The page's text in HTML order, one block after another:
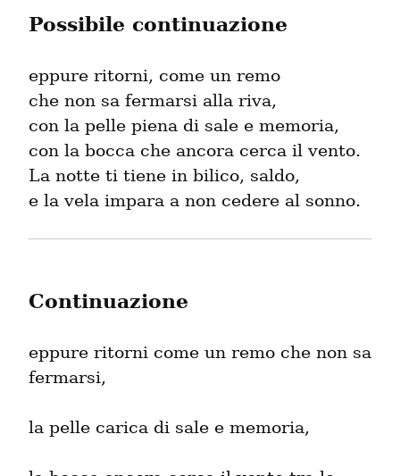
Possibile continuazione
eppure ritorni, come un remo
che non sa fermarsi alla riva,
con la pelle piena di sale e memoria,
con la bocca che ancora cerca il vento.
La notte ti tiene in bilico, saldo,
e la vela impara a non cedere al sonno.
Continuazione
eppure ritorni come un remo che non sa
fermarsi,
la pelle carica di sale e memoria,